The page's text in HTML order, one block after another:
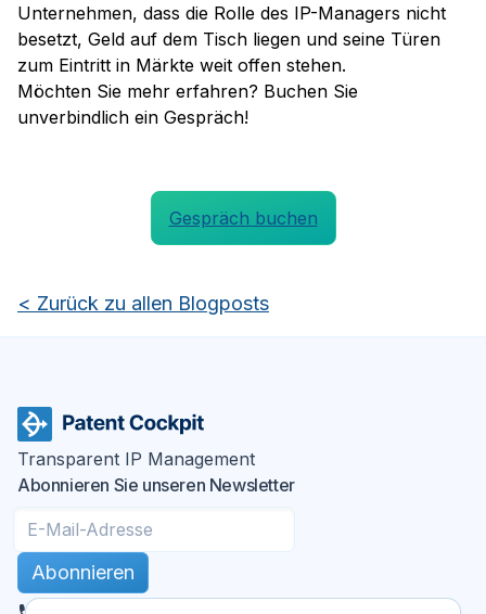
Unternehmen, dass die Rolle des IP-Managers nicht
besetzt, Geld auf dem Tisch liegen und seine Türen
zum Eintritt in Märkte weit offen stehen.
Möchten Sie mehr erfahren? Buchen Sie
unverbindlich ein Gespräch!
Gespräch buchen
< Zurück zu allen Blogposts
Transparent IP Management
Abonnieren Sie unseren Newsletter
Abonnieren